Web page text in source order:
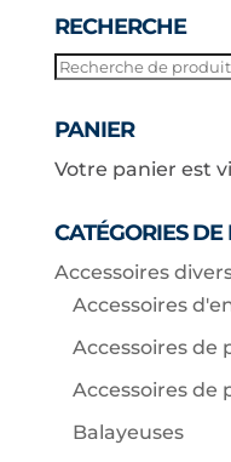
RECHERCHE
Recherche
PANIER
Votre panier est
CATÉGORIES DE
Accessoires
Accessoires
Accessoires de
Accessoires de
Balayeuses